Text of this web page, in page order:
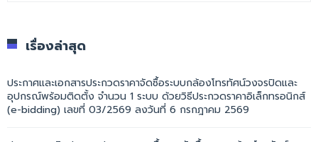
เรื่องล่าสุด
ประกาศและเอกสารประกวดราคาจัดซื้อระบบกล้องโทรทัศน์วงจรปิดและ
อุปกรณ์พร้อมติดตั้ง จำนวน 1 ระบบ ด้วยวิธีประกวดราคาอิเล็กทรอนิกส์
(e-bidding) เลขที่ 03/2569 ลงวันที่ 6 กรกฎาคม 2569